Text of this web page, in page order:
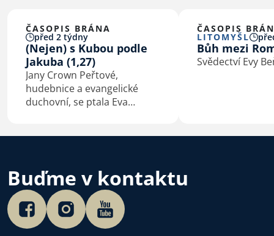
ČASOPIS BRÁNA
před 2 týdny
(Nejen) s Kubou podle
Jakuba (1,27)
Jany Crown Peřtové,
hudebnice a evangelické
duchovní, se ptala Eva
ČASOPIS
LITOMYŠL
Bůh mezi
Svědectví Evy
Buďme v kontaktu